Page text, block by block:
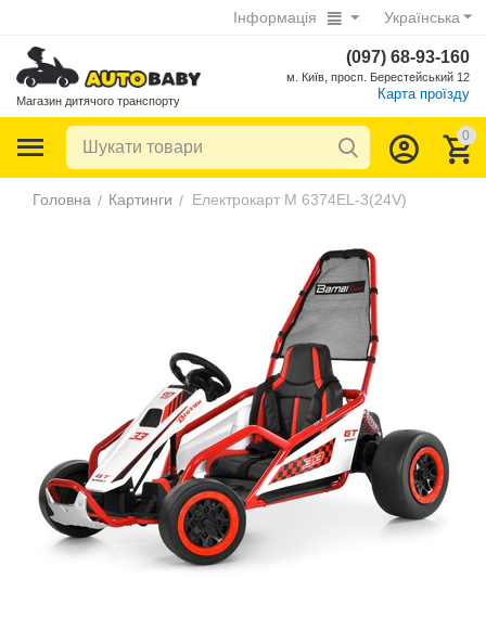
Українська
Інформація
Магазин дитячого транспорту
(097) 68-93-160
м. Київ, просп. Берестейський 12
Карта проїзду
0
Головна / Картинги / Електрокарт M 6374EL-3(24V)